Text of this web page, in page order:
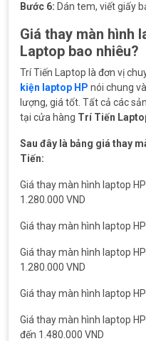
Bước 6: Dán tem, viết giấy
Giá thay màn hình
Laptop bao nhiêu?
Trí Tiến Laptop là đơn vị
kiện laptop HP nói chung
lượng, giá tốt. Tất cả các
tại cửa hàng Trí Tiến
Sau đây là bảng giá thay
Tiến:
Giá thay màn hình laptop
1.280.000 VND
Giá thay màn hình laptop
Giá thay màn hình laptop
1.280.000 VND
Giá thay màn hình laptop
Giá thay màn hình laptop
đến 1.480.000 VND